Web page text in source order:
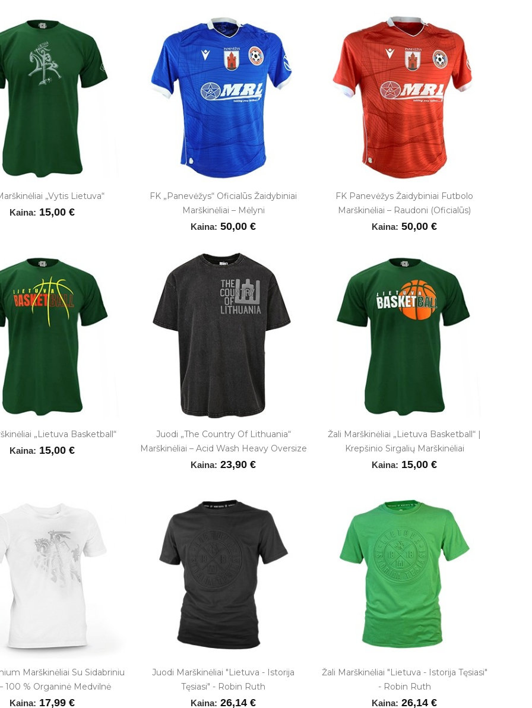
„Vytis Lietuva“
Kaina: 15,00 €
FK „Panevėžys“ Oficialūs Žaidybiniai
Marškinėliai – Mėlyni
Kaina: 50,00 €
FK Panevėžys Žaidybiniai Futbolo
Marškinėliai – Raudoni (oficialūs)
Kaina: 50,00 €
„Lietuva Basketball“
Kaina: 15,00 €
Juodi „The Country Of Lithuania“
Marškinėliai – Acid Wash Heavy Oversize
Kaina: 23,90 €
Žali Marškinėliai „Lietuva Basketball“ |
Krepšinio Sirgalių Marškinėliai
Kaina: 15,00 €
Marškinėliai Su Sidabriniu
100 % Organinė Medvilnė
Kaina: 17,99 €
Juodi Marškinėliai "Lietuva - Istorija
Tęsiasi" - Robin Ruth
Kaina: 26,14 €
Žali Marškinėliai "Lietuva - Istorija Tęsiasi"
- Robin Ruth
Kaina: 26,14 €